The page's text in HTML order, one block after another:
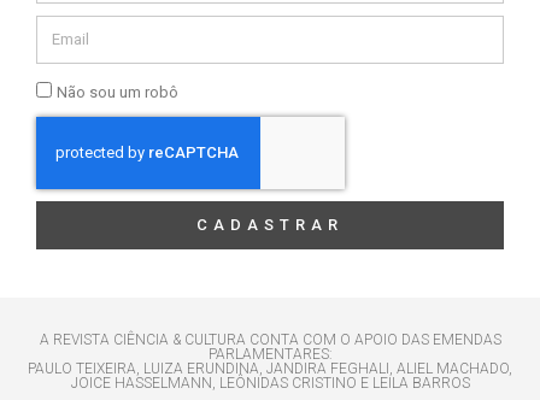
Não sou um robô
CADASTRAR
A REVISTA CIÊNCIA & CULTURA CONTA COM O APOIO DAS EMENDAS
PARLAMENTARES:
PAULO TEIXEIRA, LUIZA ERUNDINA, JANDIRA FEGHALI, ALIEL MACHADO,
JOICE HASSELMANN, LEÔNIDAS CRISTINO E LEILA BARROS